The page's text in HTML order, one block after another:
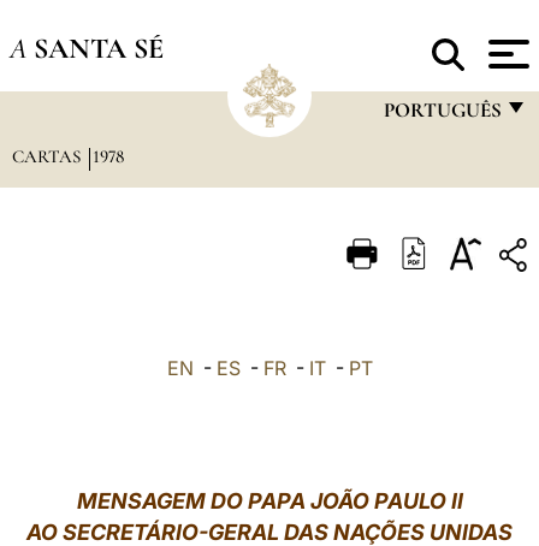
A SANTA SÉ
PORTUGUÊS
ITALIANO
中文
CARTAS 1978
EN - ES- FR- IT- PT
MENSAGEM DO PAPA JOÃO PAULO II
AO SECRETÁRIO-GERAL DAS NAÇÕES UNIDAS